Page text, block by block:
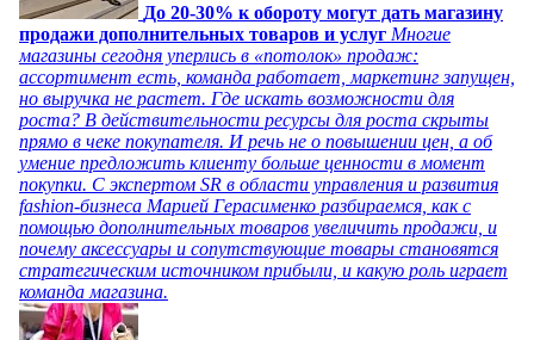
До 20-30% к обороту могут дать магазину
продажи дополнительных товаров и услуг Многие
магазины сегодня уперлись в «потолок» продаж:
ассортимент есть, команда работает, маркетинг запущен,
но выручка не растет. Где искать возможности для
роста? В действительности ресурсы для роста скрыты
прямо в чеке покупателя. И речь не о повышении цен, а об
умение предложить клиенту больше ценности в момент
покупки. С экспертом SR в области управления и развития
fashion-бизнеса Марией Герасименко разбираемся, как с
помощью дополнительных товаров увеличить продажи, и
почему аксессуары и сопутствующие товары становятся
стратегическим источником прибыли, и какую роль играет
команда магазина.